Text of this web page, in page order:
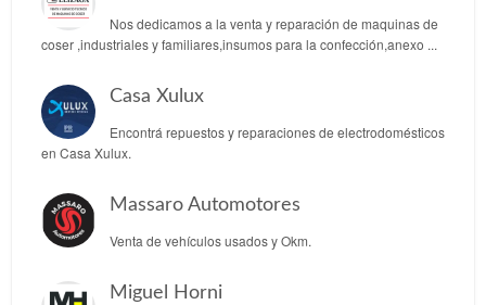
Nos dedicamos a la venta y reparación de maquinas de
coser ,industriales y familiares,insumos para la confección,anexo ...
Casa Xulux
Encontrá repuestos y reparaciones de electrodomésticos
en Casa Xulux.
Massaro Automotores
Venta de vehículos usados y Okm.
Miguel Horni